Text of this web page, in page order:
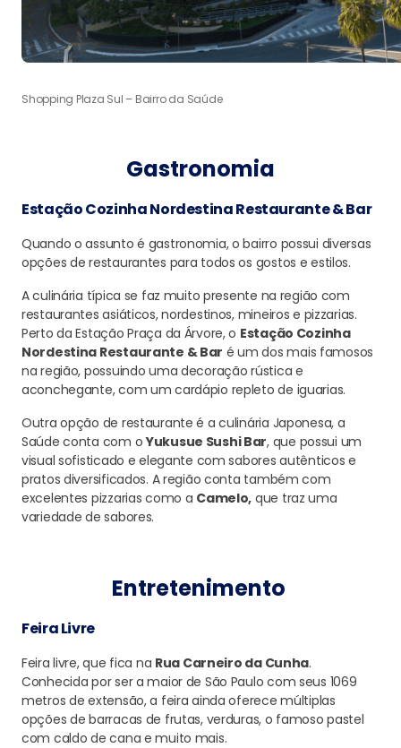
Shopping Plaza Sul – Bairro da Saúde
Gastronomia
Estação Cozinha Nordestina Restaurante & Bar
Quando o assunto é gastronomia, o bairro possui diversas
opções de restaurantes para todos os gostos e estilos.
A culinária típica se faz muito presente na região com
restaurantes asiáticos, nordestinos, mineiros e pizzarias.
Perto da Estação Praça da Árvore, o Estação Cozinha
Nordestina Restaurante & Bar é um dos mais famosos
na região, possuindo uma decoração rústica e
aconchegante, com um cardápio repleto de iguarias.
Outra opção de restaurante é a culinária Japonesa, a
Saúde conta com oYukusue Sushi Bar, que possui um
visual sofisticado e elegante com sabores autênticos e
pratos diversificados. A região conta também com
excelentes pizzarias como a Camelo, que traz uma
variedade de sabores.
Entretenimento
Feira Livre
Feira livre, que fica na Rua Carneiro da Cunha.
Conhecida por ser a maior de São Paulo com seus 1069
metros de extensão, a feira ainda oferece múltiplas
opções de barracas de frutas, verduras, o famoso pastel
com caldo de cana e muito mais.